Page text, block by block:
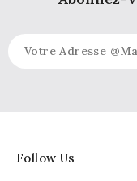
Follow Us